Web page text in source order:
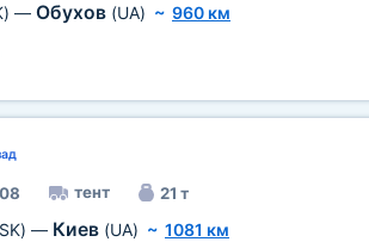
— Обухов (UA) ~ 960 км
тент 21 т
— Киев (UA) ~ 1081 км